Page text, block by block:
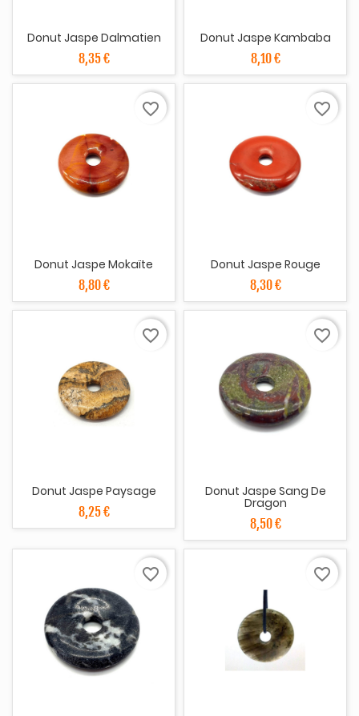
Donut Jaspe Dalmatien
8,35 €
Donut Jaspe Kambaba
8,10 €
Donut Jaspe Mokaïte
8,80 €
favorite_border
Donut Jaspe Rouge
8,30 €
favorite_border
Donut Jaspe Paysage
8,25 €
favorite_border
Donut Jaspe Sang De
Dragon
8,50 €
favorite_border
favorite_border favorite_border